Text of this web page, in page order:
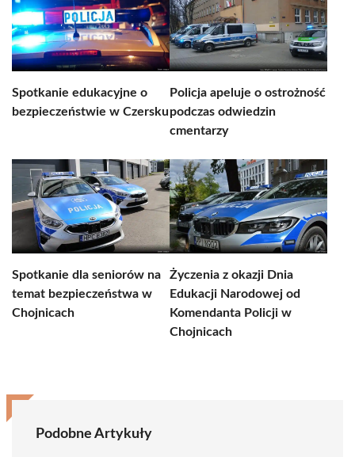
Spotkanie edukacyjne o
bezpieczeństwie w Czersku
Policja apeluje o ostrożność
podczas odwiedzin
cmentarzy
Spotkanie dla seniorów na
temat bezpieczeństwa w
Chojnicach
Życzenia z okazji Dnia
Edukacji Narodowej od
Komendanta Policji w
Chojnicach
Podobne Artykuły